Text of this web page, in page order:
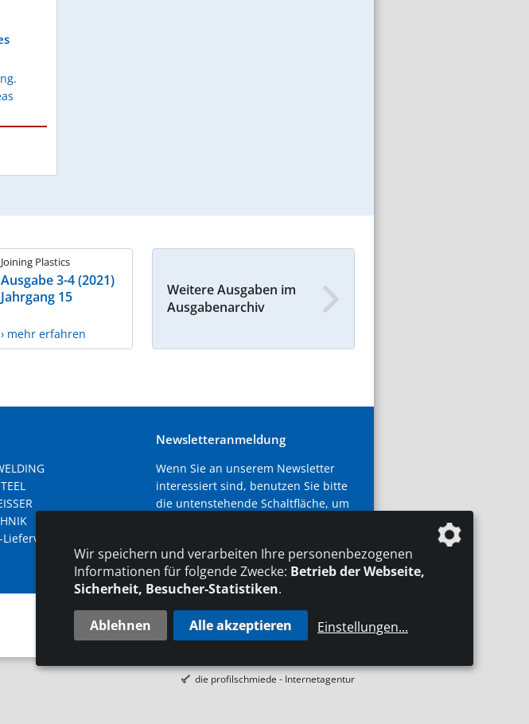
Joining Plastics
Ausgabe 3-4 (2021)
Jahrgang 15
› mehr erfahren
Weitere Ausgaben im
Ausgabenarchiv
Newsletteranmeldung
Wenn Sie an unserem Newsletter
interessiert sind, benutzen Sie bitte
die untenstehende Schaltfläche, um
Jetzt abonnieren!
KONTAKT IMPRESSUM DATENSCHUTZ
die profilschmiede - Internetagentur
Wir speichern und verarbeiten Ihre personenbezogenen
Informationen für folgende Zwecke: Betrieb der Webseite,
Sicherheit, Besucher-Statistiken.
Ablehnen Alle akzeptieren Einstellungen...